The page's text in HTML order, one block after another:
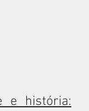
e história: